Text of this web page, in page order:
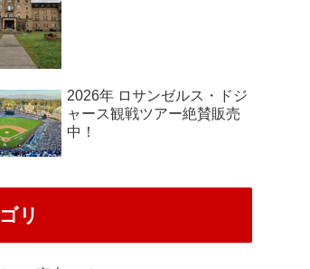
2026年 ロサンゼルス・ドジ
ャース観戦ツアー絶賛販売
中！
リ